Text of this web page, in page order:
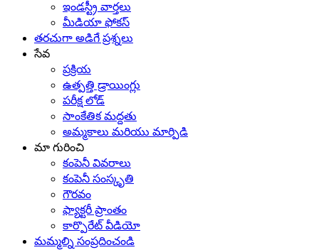
ఇండస్ట్రీ వార్తలు
మీడియా ఫోకస్
తరచుగా అడిగే ప్రశ్నలు
సేవ
ప్రక్రియ
ఉత్పత్తి డ్రాయింగ్లు
పరీక్ష లోడ్
సాంకేతిక మద్దతు
అమ్మకాలు మరియు మార్పిడి
మా గురించి
కంపెనీ వివరాలు
కంపెనీ సంస్కృతి
గౌరవం
ఫ్యాక్టరీ ప్రాంతం
కార్పొరేట్ వీడియో
మమ్మల్ని సంప్రదించండి